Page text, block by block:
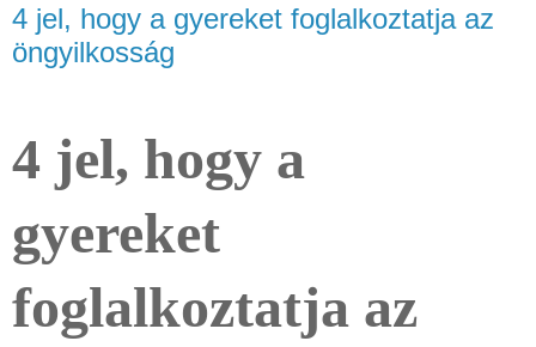
4 jel, hogy a gyereket foglalkoztatja az
öngyilkosság
4 jel, hogy a
gyereket
foglalkoztatja az